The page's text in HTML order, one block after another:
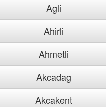
Agli
Ahirli
Ahmetli
Akcadag
Akcakent